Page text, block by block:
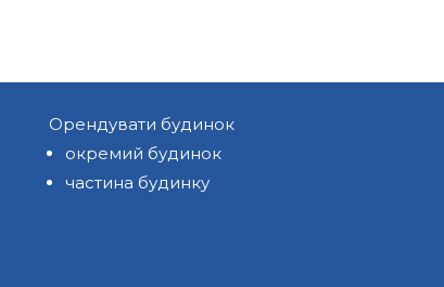
Орендувати будинок
окремий будинок
частина будинку